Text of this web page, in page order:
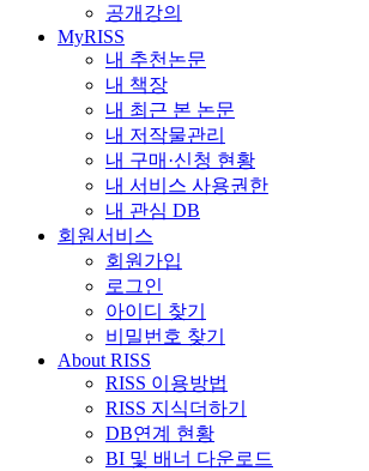
공개강의
MyRISS
내 추천논문
내 책장
내 최근 본 논문
내 저작물관리
내 구매·신청 현황
내 서비스 사용권한
내 관심 DB
회원서비스
회원가입
로그인
아이디 찾기
비밀번호 찾기
About RISS
RISS 이용방법
RISS 지식더하기
DB연계 현황
BI 및 배너 다운로드